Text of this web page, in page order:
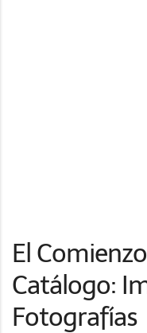
El
Catálogo:
Fotografías